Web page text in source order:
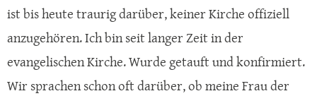
ist bis heute traurig darüber, keiner Kirche offiziell
anzugehören. Ich bin seit langer Zeit in der
evangelischen Kirche. Wurde getauft und konfirmiert.
Wir sprachen schon oft darüber, ob meine Frau der